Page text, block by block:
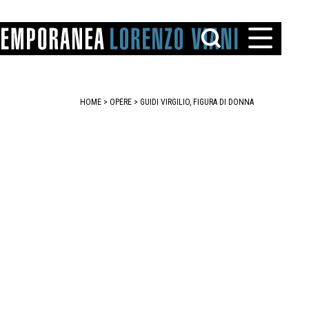
HOME > OPERE > GUIDI VIRGILIO, FIGURA DI DONNA